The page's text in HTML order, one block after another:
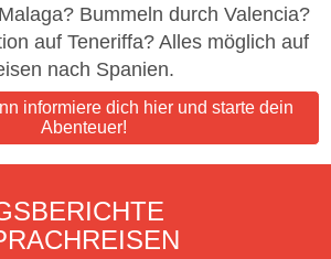
Bummeln durch Valencia?
auf Teneriffa? Alles möglich auf
nach Spanien.
informiere dich hier und starte dein
Abenteuer!